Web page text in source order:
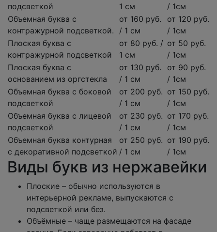
подсветкой
1 см
/ 1см
Объемная буква с
контражурной подсветкой.
от 160 руб.
/ 1 см
от 120 руб.
/ 1см
Плоская буква с
контражурной подсветкой
от 80 руб. /
1 см
от 50 руб.
/ 1см
Плоская буква с
основанием из оргстекла
от 130 руб.
/ 1 см
от 90 руб.
/ 1см
Объемная буква с боковой
подсветкой
от 200 руб.
/ 1 см
от 150 руб.
/ 1см
Объемная буква с лицевой
подсветкой
от 230 руб.
/ 1 см
от 170 руб.
/ 1см
Объемная буква контурная
с декоративной подсветкой
от 250 руб.
/ 1 см
от 190 руб.
/ 1см
Виды букв из нержавейки
Плоские – обычно используются в
интерьерной рекламе, выпускаются с
подсветкой или без.
Объёмные – чаще размещаются на фасаде